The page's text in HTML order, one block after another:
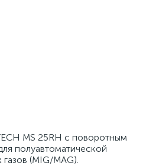
MS 25RH с поворотным
полуавтоматической
(MIG/MAG).